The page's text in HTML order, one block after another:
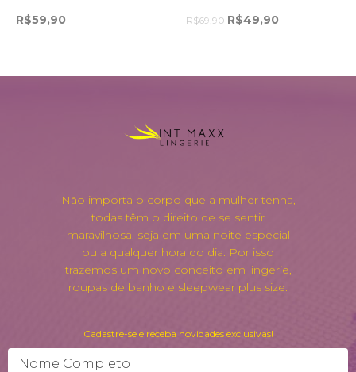
R$59,90 R$69,90R$49,90
Não importa o corpo que a mulher tenha,
todas têm o direito de se sentir
maravilhosa, seja em uma noite especial
ou a qualquer hora do dia. Por isso
trazemos um novo conceito em lingerie,
roupas de banho e sleepwear plus size.
Cadastre-se e receba novidades exclusivas!